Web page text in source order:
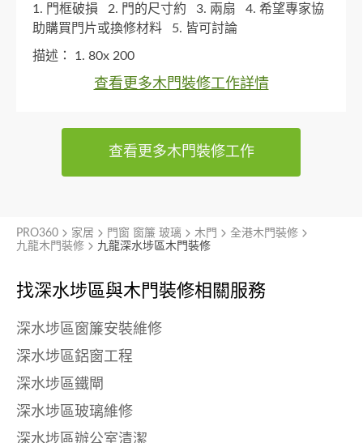
1. 門框破損 2. 門的尺寸約 3. 兩扇
4. 希望專家協
助購買門片或換修材料
5. 皆可討論
描述： 1. 80x 200
查看更多木門裝修工作詳情
查看更多木門裝修工作
找深水埗區與木門裝修相關服務
深水埗區窗簾安裝維修
深水埗區鋁窗工程
深水埗區鐵閘
深水埗區玻璃維修
深水埗區辦公室清潔
PRO360 家居 門窗 窗簾 玻璃 木門
全港木門裝修
九龍木門裝修
九龍深水埗區木門裝修